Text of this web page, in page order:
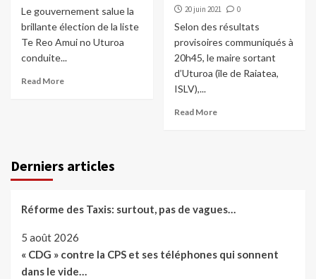
Le gouvernement salue la
brillante élection de la liste
Te Reo Amui no Uturoa
conduite...
Read More
20 juin 2021 0
Selon des résultats
provisoires communiqués à
20h45, le maire sortant
d’Uturoa (île de Raiatea,
ISLV),...
Read More
Derniers articles
Réforme des Taxis: surtout, pas de vagues…
5 août 2026
« CDG » contre la CPS et ses téléphones qui sonnent
dans le vide…